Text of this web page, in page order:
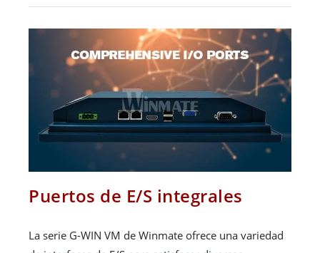
Puertos de E/S integrales
La serie G-WIN VM de Winmate ofrece una variedad